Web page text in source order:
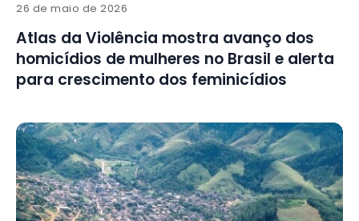
26 de maio de 2026
Atlas da Violência mostra avanço dos
homicídios de mulheres no Brasil e alerta
para crescimento dos feminicídios